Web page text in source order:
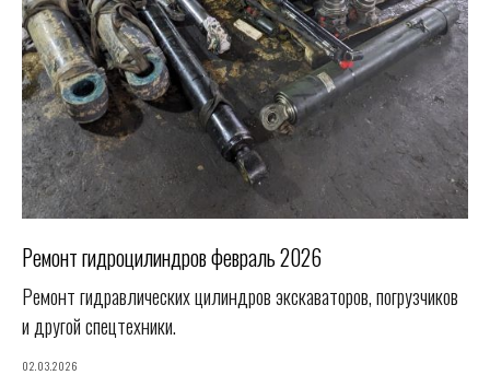
Ремонт гидроцилиндров февраль 2026
Ремонт гидравлических цилиндров экскаваторов, погрузчиков
и другой спецтехники.
02.03.2026